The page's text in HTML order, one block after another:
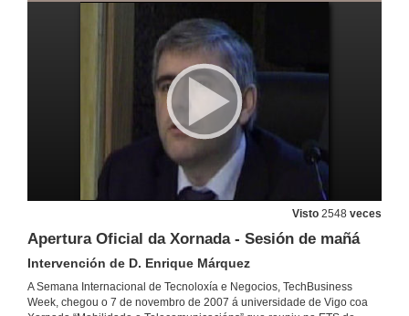
Visto 2548 veces
Apertura Oficial da Xornada - Sesión de mañá
Intervención de D. Enrique Márquez
A Semana Internacional de Tecnoloxía e Negocios, TechBusiness
Week, chegou o 7 de novembro de 2007 á universidade de Vigo coa